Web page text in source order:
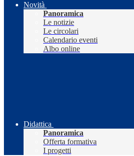
Novità
Panoramica
Le notizie
Le circolari
Calendario eventi
Albo online
Didattica
Panoramica
Offerta formativa
I progetti